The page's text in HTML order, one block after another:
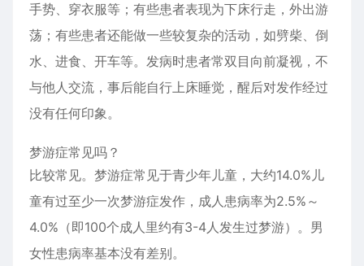
手势、穿衣服等；有些患者表现为下床行走，外出游
荡；有些患者还能做一些较复杂的活动，如劈柴、倒
水、进食、开车等。发病时患者常双目向前凝视，不
与他人交流，事后能自行上床睡觉，醒后对发作经过
没有任何印象。
梦游症常见吗？
比较常见。梦游症常见于青少年儿童，大约14.0%儿
童有过至少一次梦游症发作，成人患病率为2.5%～
4.0%（即100个成人里约有3-4人发生过梦游）。男
女性患病率基本没有差别。